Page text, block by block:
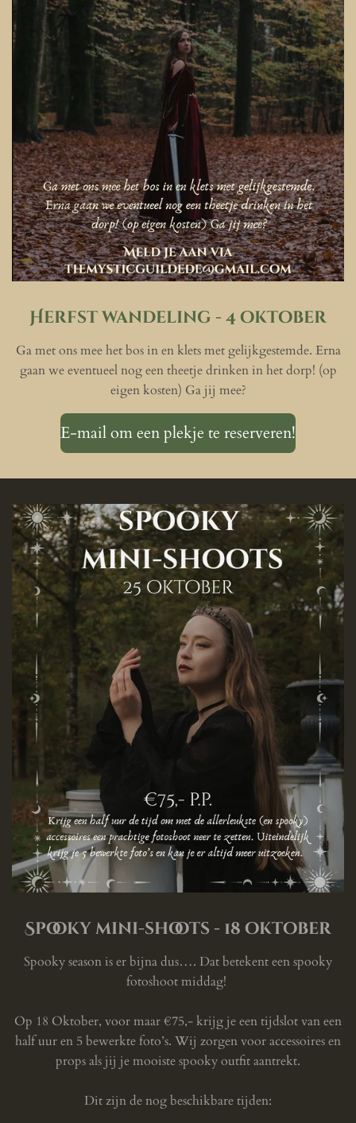
Herfst wandeling - 4 oktober
Ga met ons mee het bos in en klets met gelijkgestemde. Erna
gaan we eventueel nog een theetje drinken in het dorp! (op
eigen kosten) Ga jij mee?
E-mail om een plekje te reserveren!
Spooky mini-shoots - 18 oktober
Spooky season is er bijna dus…. Dat betekent een spooky
fotoshoot middag!
Op 18 Oktober, voor maar €75,- krijg je een tijdslot van een
half uur en 5 bewerkte foto’s. Wij zorgen voor accessoires en
props als jij je mooiste spooky outfit aantrekt.
Dit zijn de nog beschikbare tijden: